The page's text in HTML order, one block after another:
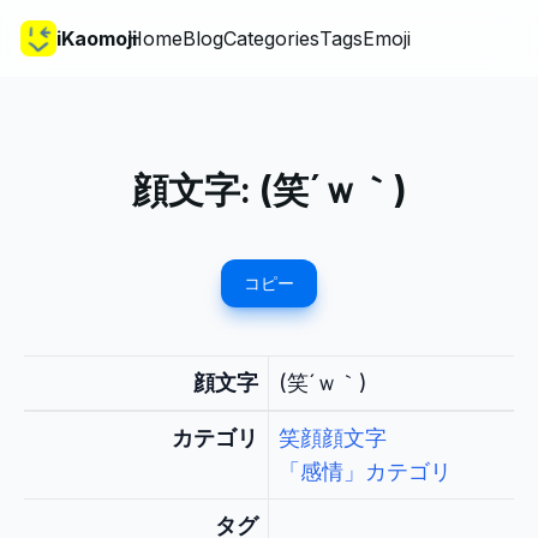
iKaomojiHomeBlogCategoriesTagsEmoji
顔文字: (笑´ｗ｀)
コピー
顔文字 (笑´ｗ｀)
カテゴリ
笑顔顔文字
「感情」カテゴリ
タグ